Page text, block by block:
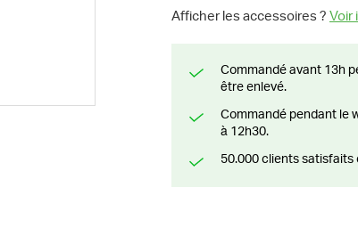
Afficher les accessoires ? Voir
Commandé avant 13h pendant la semaine? Livré le jour suivant ou prêt à
être enlevé.
Commandé pendant le weekend? Livré ou prêt à être enlevé à partir du lundi
à 12h30.
50.000 clients